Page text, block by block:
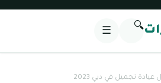
🔍
☰
تجميل في دبي 2023